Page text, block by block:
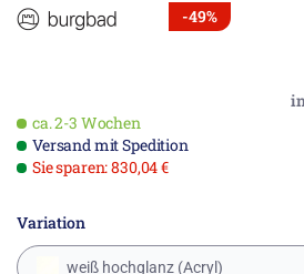
-49%
ca. 2-3 Wochen
Versand mit Spedition
Sie sparen: 830,04 €
Variation
weiß hochglanz (Acryl)